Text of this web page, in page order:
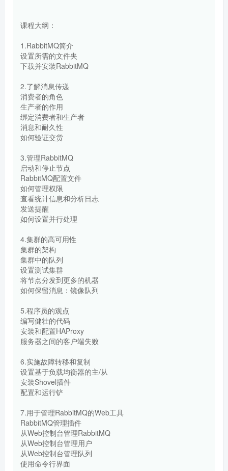
课程大纲：
1.RabbitMQ简介
设置所需的文件夹
下载并安装RabbitMQ
2.了解消息传递
消费者的角色
生产者的作用
绑定消费者和生产者
消息和耐久性
如何验证交货
3.管理RabbitMQ
启动和停止节点
RabbitMQ配置文件
如何管理权限
查看统计信息和分析日志
发送提醒
如何设置并行处理
4.集群的高可用性
集群的架构
集群中的队列
设置测试集群
将节点分发到更多的机器
如何保留消息：镜像队列
5.程序员的观点
编写健壮的代码
安装和配置HAProxy
服务器之间的客户端失败
6.实施故障转移和复制
设置基于负载均衡器的主/从
安装Shovel插件
配置和运行铲
7.用于管理RabbitMQ的Web工具
RabbitMQ管理插件
从Web控制台管理RabbitMQ
从Web控制台管理用户
从Web控制台管理队列
使用命令行界面